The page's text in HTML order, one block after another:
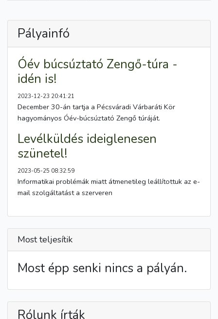
Pályainfó
Óév búcsúztató Zengő-túra -
idén is!
2023-12-23 20:41:21
December 30-án tartja a Pécsváradi Várbaráti Kör
hagyományos Óév-búcsúztató Zengő túráját.
Levélküldés ideiglenesen
szünetel!
2023-05-25 08:32:59
Informatikai problémák miatt átmenetileg leállítottuk az e-
mail szolgáltatást a szerveren
Most teljesítik
Most épp senki nincs a pályán.
Rólunk írták